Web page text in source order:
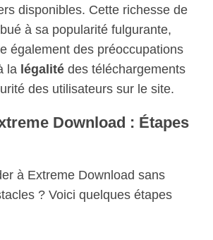
disponibles. Cette richesse de
à sa popularité fulgurante,
également des préoccupations
la légalitédes téléchargements
des utilisateurs sur le site.
Download : Étapes
à Extreme Download sans
? Voici quelques étapes